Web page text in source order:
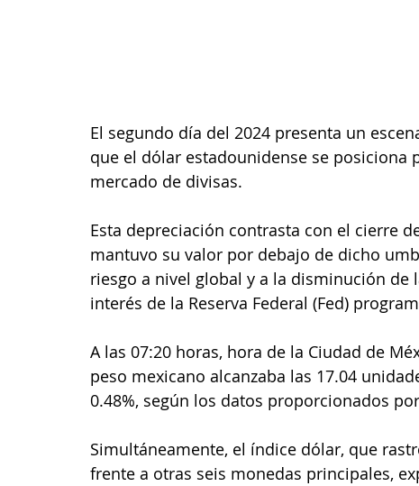
El segundo día del 2024 presenta un
que el dólar estadounidense se posiciona
mercado de divisas.
Esta depreciación contrasta con el cierre
mantuvo su valor por debajo de dicho
riesgo a nivel global y a la disminución de
interés de la Reserva Federal (Fed)
A las 07:20 horas, hora de la Ciudad de
peso mexicano alcanzaba las 17.04
0.48%, según los datos proporcionados
Simultáneamente, el índice dólar, que
frente a otras seis monedas principales,